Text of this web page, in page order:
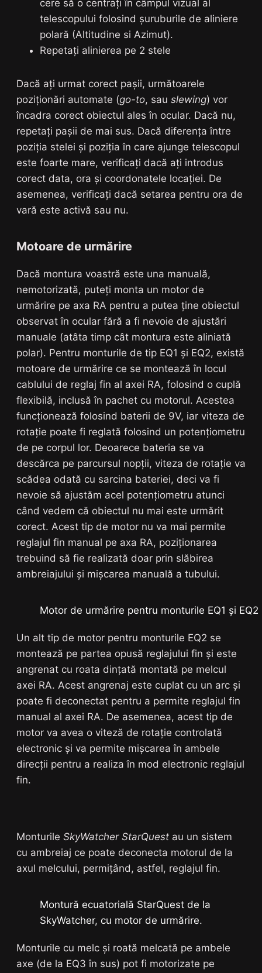
cere să o centrați în câmpul vizual al
telescopului folosind șuruburile de aliniere
polară (Altitudine si Azimut).
Repetați alinierea pe 2 stele
Dacă ați urmat corect pașii, următoarele
poziționări automate (go-to, sau slewing) vor
încadra corect obiectul ales în ocular. Dacă nu,
repetați pașii de mai sus. Dacă diferența între
poziția stelei și poziția în care ajunge telescopul
este foarte mare, verificați dacă ați introdus
corect data, ora și coordonatele locației. De
asemenea, verificați dacă setarea pentru ora de
vară este activă sau nu.
Motoare de urmărire
Dacă montura voastră este una manuală,
nemotorizată, puteți monta un motor de
urmărire pe axa RA pentru a putea ține obiectul
observat în ocular fără a fi nevoie de ajustări
manuale (atâta timp cât montura este aliniată
polar). Pentru monturile de tip EQ1 și EQ2, există
motoare de urmărire ce se montează în locul
cablului de reglaj fin al axei RA, folosind o cuplă
flexibilă, inclusă în pachet cu motorul. Acestea
funcționează folosind baterii de 9V, iar viteza de
rotație poate fi reglată folosind un potențiometru
de pe corpul lor. Deoarece bateria se va
descărca pe parcursul nopții, viteza de rotație va
scădea odată cu sarcina bateriei, deci va fi
nevoie să ajustăm acel potențiometru atunci
când vedem că obiectul nu mai este urmărit
corect. Acest tip de motor nu va mai permite
reglajul fin manual pe axa RA, poziționarea
trebuind să fie realizată doar prin slăbirea
ambreiajului și mișcarea manuală a tubului.
Motor de urmărire pentru monturile EQ1 și EQ2
Un alt tip de motor pentru monturile EQ2 se
montează pe partea opusă reglajului fin și este
angrenat cu roata dințată montată pe melcul
axei RA. Acest angrenaj este cuplat cu un arc și
poate fi deconectat pentru a permite reglajul fin
manual al axei RA. De asemenea, acest tip de
motor va avea o viteză de rotație controlată
electronic și va permite mișcarea în ambele
direcții pentru a realiza în mod electronic reglajul
fin.
Monturile SkyWatcher StarQuest au un sistem
cu ambreiaj ce poate deconecta motorul de la
axul melcului, permițând, astfel, reglajul fin.
Montură ecuatorială StarQuest de la
SkyWatcher, cu motor de urmărire.
Monturile cu melc și roată melcată pe ambele
axe (de la EQ3 în sus) pot fi motorizate pe